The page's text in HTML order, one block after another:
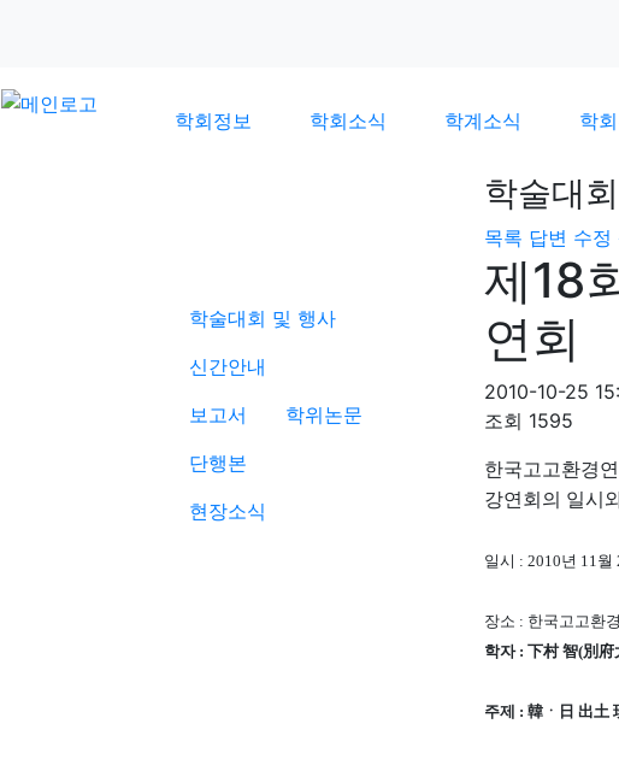
학회정보 학회소식 학계소식 학
학술대회 및 행사
신간안내
보고서
학위논문
단행본
현장소식
학술대
목록 답변 수정
제18
연회
2010-10-25
조회 1595
한국고고환경
강연회의 일시
일시 : 2010년 11월
장소 : 한국고고환
학자 : 下村 智(別府
주제 : 韓ㆍ日 出土